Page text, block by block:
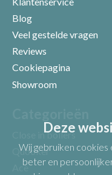
Uw beoordeling
Blog
Veel gestelde vragen
Reviews
Cookiepagina
Showroom
Close in boilers
Quooker
Ace
Deze
Wij gebruiken cookies
beter en